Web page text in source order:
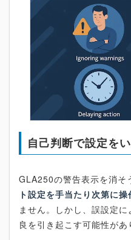
自己判断で設定を
GLA250の警告表示を消そ
ト設定を手当たり次第に
ません。しかし、誤設定
良を引き起こす可能性があ